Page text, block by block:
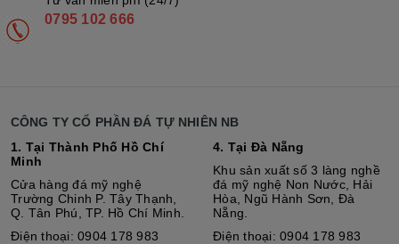
0795 102 666
CÔNG TY CỔ PHẦN ĐÁ TỰ NHIÊN NB
1. Tại Thành Phố Hồ Chí
Minh
Cửa hàng đá mỹ nghệ
Trường Chinh P. Tây Thạnh,
Q. Tân Phú, TP. Hồ Chí Minh.
Điện thoại: 0904 178 983
4. Tại Đà Nẵng
Khu sản xuất số 3 làng nghề
đá mỹ nghệ Non Nước, Hải
Hòa, Ngũ Hành Sơn, Đà
Nẵng.
Điện thoại: 0904 178 983